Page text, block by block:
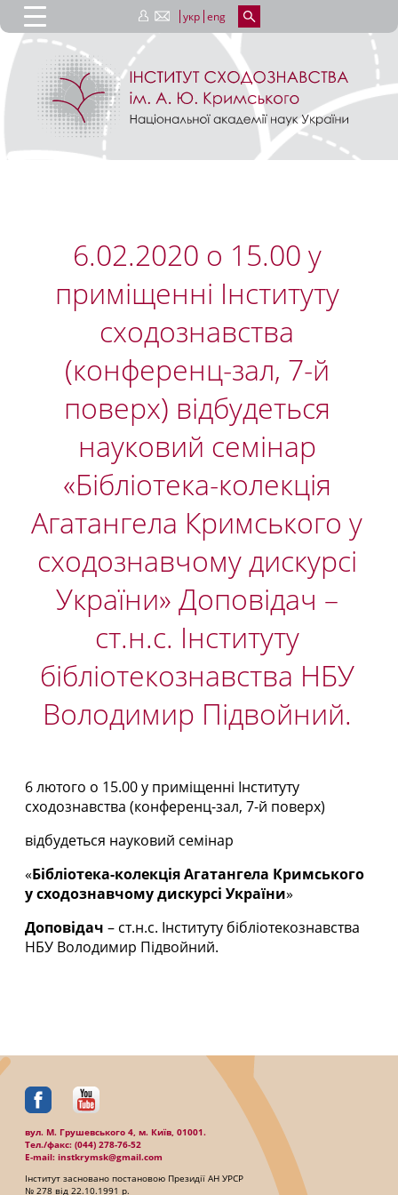
укр eng
6.02.2020 о 15.00 у
приміщенні Інституту
сходознавства
(конференц-зал, 7-й
поверх) відбудеться
науковий семінар
«Бібліотека-колекція
Агатангела Кримського у
сходознавчому дискурсі
України» Доповідач –
ст.н.с. Інституту
бібліотекознавства НБУ
Володимир Підвойний.
6 лютого о 15.00 у приміщенні Інституту
сходознавства (конференц-зал, 7-й поверх)
відбудеться науковий семінар
«Бібліотека-колекція Агатангела Кримського
у сходознавчому дискурсі України»
Доповідач – ст.н.с. Інституту бібліотекознавства
НБУ Володимир Підвойний.
вул. М. Грушевського 4, м. Київ, 01001.
Тел./факc: (044) 278-76-52
E-mail: instkrymsk@gmail.com
Інститут засновано постановою Президії АН УРСР
№ 278 від 22.10.1991 р.